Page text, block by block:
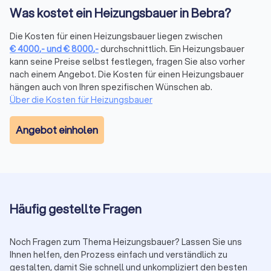
Wintermonaten zu erheblichen Unannehmlichkeiten führen.
Viele Heizungsbauer in Bebra bieten daher einen Notdienst
an, der Ihnen rund um die Uhr zur Verfügung steht. Ein
zuverlässiger Kundendienst ist entscheidend, um
sicherzustellen, dass Ihre Heizungsprobleme schnell und
effizient gelöst werden. Durch schnelle Reaktionszeiten und
kompetente Reparaturen minimieren Sie das Risiko von
Ausfallzeiten und verlängern die Lebensdauer Ihrer
Heizungsanlage.
kompliziert oder zeitaufwendig sein. Trustlocal bietet eine
einfache und effiziente Möglichkeit, kostenlose Angebote
Bedürfnisse und Budgetvorstellungen erfüllen. Ob Sie eine
neue Heizung installieren lassen möchten, eine regelmäßige
Wartung benötigen oder dringend eine Reparatur durchführen
Was kostet ein Heizungsbauer in Bebra?
Die Kosten für einen Heizungsbauer liegen zwischen
€4000,-und€8000,-durchschnittlich. Ein Heizungsbauer
kann seine Preise selbst festlegen, fragen Sie also vorher
nach einem Angebot. Die Kosten für einen Heizungsbauer
hängen auch von Ihren spezifischen Wünschen ab.
Über die Kosten für Heizungsbauer
Angebot einholen
Häufig gestellte Fragen
Noch Fragen zum Thema Heizungsbauer? Lassen Sie uns
Ihnen helfen, den Prozess einfach und verständlich zu
gestalten, damit Sie schnell und unkompliziert den besten